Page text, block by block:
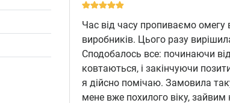
Час від часу пропиваємо омегу
виробників. Цього разу
Сподобалось все: починаючи
ковтаються, і закінчуючи
я дійсно помічаю. Замовила
мене вже похилого віку, зайвим